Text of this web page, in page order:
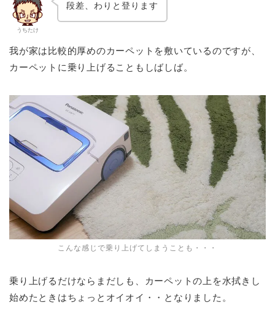
うちたけ
段差、わりと登ります
我が家は比較的厚めのカーペットを敷いているのですが、
カーペットに乗り上げることもしばしば。
こんな感じで乗り上げてしまうことも・・・
乗り上げるだけならまだしも、カーペットの上を水拭きし
始めたときはちょっとオイオイ・・となりました。